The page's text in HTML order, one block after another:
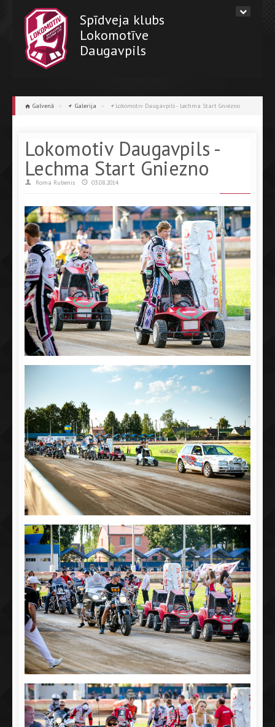
Spīdveja klubs
Lokomotīve
Daugavpils
Galvenā » Galerija » Lokomotiv Daugavpils - Lechma Start Gniezno
Lokomotiv Daugavpils -
Lechma Start Gniezno
Roma Rubenis 03.08.2014